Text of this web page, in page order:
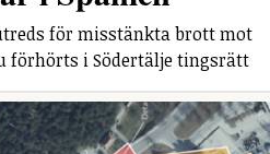
för misstänkta brott mot
förhörts i Södertälje tingsrätt